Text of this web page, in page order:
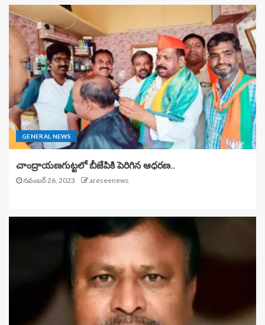
GENERAL NEWS
చాంద్రాయణగుట్టలో బీజేపికి పెరిగిన ఆధరణ..
నవంబర్ 26, 2023 areseenews